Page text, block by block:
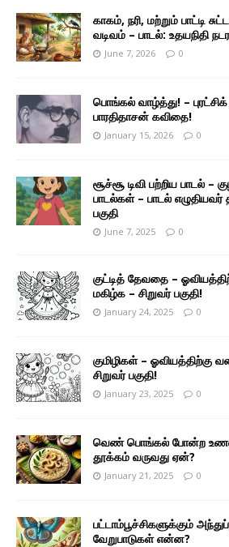
காகம், நரி, மற்றும் பாட்டி
வடிவம் – பாடல்: உதயநிதி
June 7, 2026 0
பொங்கல் வாழ்த்து! –
பாரதிதாசன் கவிதை!
January 15, 2026 0
சூச்சூ டிவி பற்றிய பாடல்
பாடல்கள் – பாடல் எழுதியவர்
பகுதி
June 7, 2025 0
குட்டித் தேவதை –
மகிழ்க – சிறுவர் பகுதி!
January 24, 2025 0
குமிழிகள் – ஓவியத்திற்கு
சிறுவர் பகுதி!
January 23, 2025 0
வெண் பொங்கல் போன்ற
தூக்கம் வருவது ஏன்?
January 21, 2025 0
பட்டாம்பூச்சிகளுக்கும்
வேறுபாடுகள் என்ன?